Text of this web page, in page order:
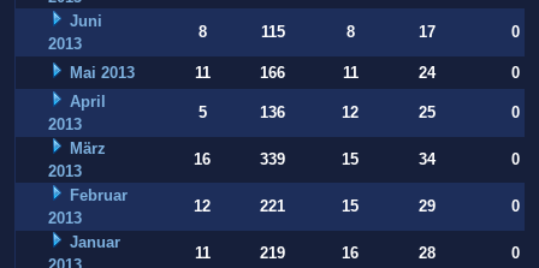
Juni
2013
8 115 8 17 0
Mai 2013 11 166 11 24
0
April
2013
5 136 12 25
0
März
2013
16 339 15 34
0
Februar
2013
12 221 15 29
0
Januar
11 219 16 28 0